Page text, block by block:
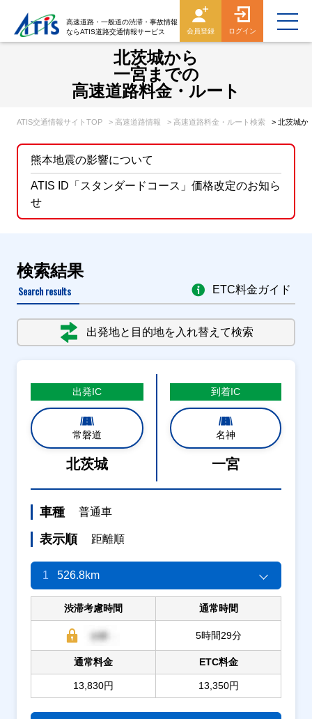
高速道路・一般道の渋滞・事故情報
ならATIS道路交通情報サービス
会員登録 ログイン
北茨城から
一宮までの
高速道路料金・ルート
ATIS交通情報サイトTOP > 高速道路情報 > 高速道路料金・ルート検索 > 北茨城か
熊本地震の影響について
ATIS ID「スタンダードコース」価格改定のお知ら
せ
検索結果
Search results
出発地と目的地を入れ替えて検索
ETC料金ガイド
出発IC
常磐道
北茨城
到着IC
名神
一宮
車種 普通車
表示順 距離順
1 526.8km
渋滞考慮時間 通常時間
5時間29分
通常料金
13,830円
ETC料金
13,350円